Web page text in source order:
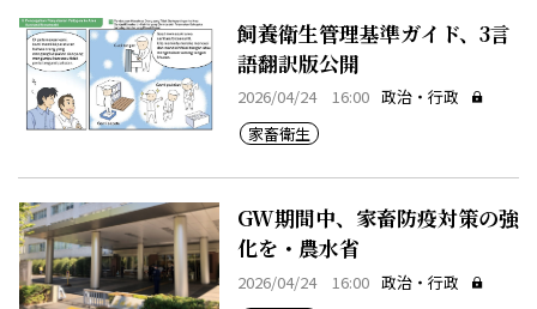
飼養衛生管理基準ガイド、3言
語翻訳版公開
2026/04/24 16:00 政治・行政
家畜衛生
GW期間中、家畜防疫対策の強
化を・農水省
2026/04/24 16:00 政治・行政